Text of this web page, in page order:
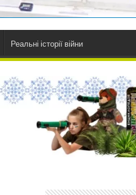
Реальні історії війни